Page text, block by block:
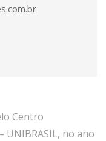
Centro
no ano